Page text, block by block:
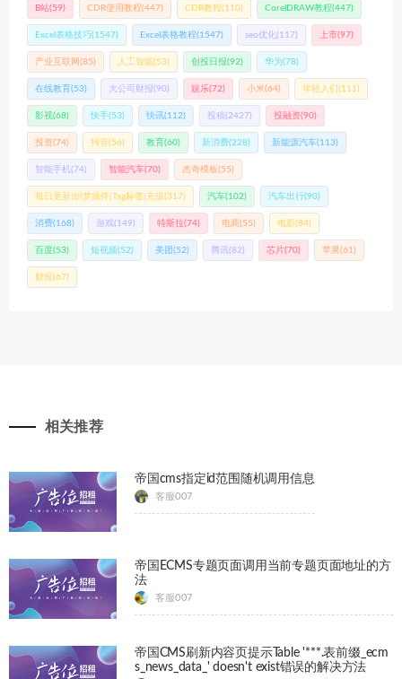
B站(59) CDR使用教程(447) CDR教程(110) CorelDRAW教程(447)
Excel表格技巧(1547) Excel表格教程(1547) seo优化(117) 上市(97)
产业互联网 (85) 人工智能(53) 创投日报(92) 华为(78)
在线教育(53) 大公司财报(90) 娱乐(72) 小米(64) 年轻人们 (111)
影视(68) 快手(53) 快讯(112) 投稿 (2427) 投融资(90)
投资(74) 抖音(56) 教育(60) 新消费(228) 新能源汽车(113)
智能手机 (74) 智能汽车(70) 杰奇模板(55)
每日更新|织梦插件|Tag标签|充值(317) 汽车(102) 汽车出行(90)
消费(168) 游戏(149) 特斯拉(74) 电商(55) 电影(84)
百度(53) 短视频(52) 美团 (52) 腾讯(82) 芯片(70) 苹果(61)
财报(67)
相关推荐
帝国cms指定id范围随机调用信息
客服007
帝国ECMS专题页面调用当前专题页面地址的方
法
客服007
帝国CMS刷新内容页提示Table '***.表前缀_ecm
s_news_data_' doesn't exist错误的解决方法